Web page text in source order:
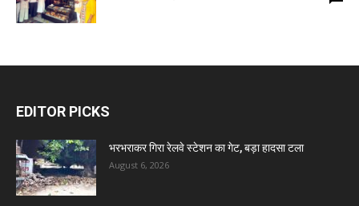
EDITOR PICKS
भरभराकर गिरा रेलवे स्टेशन का गेट, बड़ा हादसा टला
August 6, 2026